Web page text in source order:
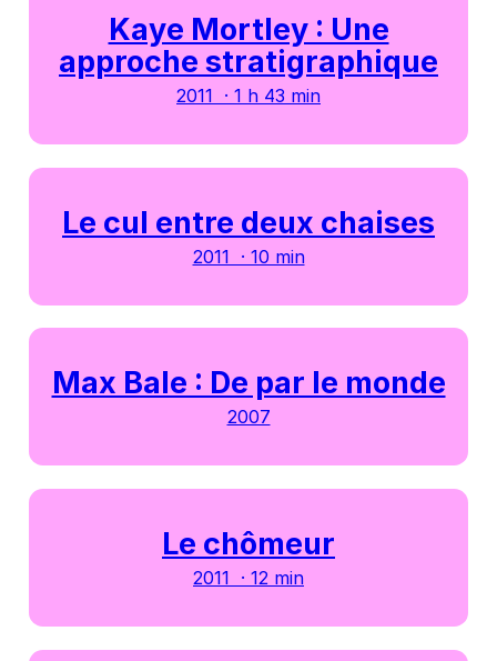
Kaye Mortley : Une
approche stratigraphique
2011 · 1 h 43 min
Le cul entre deux chaises
2011 · 10 min
Max Bale : De par le monde
2007
Le chômeur
2011 · 12 min